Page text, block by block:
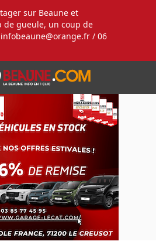
sur Beaune et
de gueule, un coup de
infobeaune@orange.fr / 06